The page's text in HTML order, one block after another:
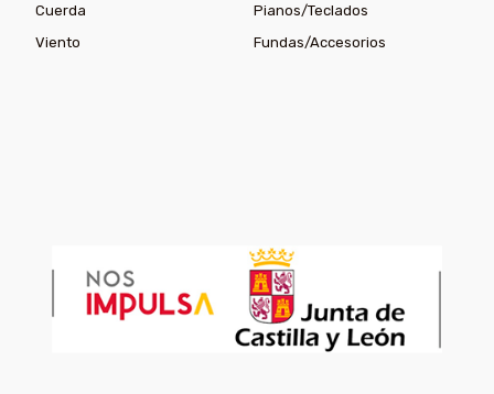
Cuerda
Pianos/Teclados
Viento
Fundas/Accesorios